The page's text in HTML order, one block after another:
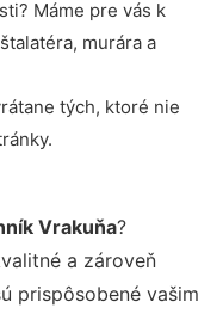
Máme pre vás k
murára a
tých, ktoré nie
Vrakuňa?
a zároveň
prispôsobené vašim